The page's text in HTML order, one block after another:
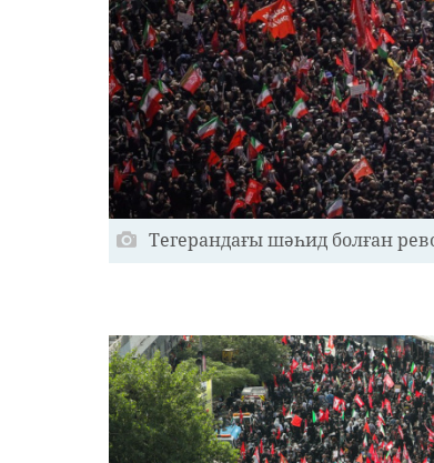
Тегерандағы шәһид болған